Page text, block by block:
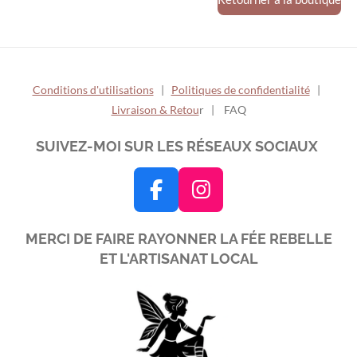
Conditions d'utilisations| Politiques de confidentialité|
Livraison & Retour | FAQ
SUIVEZ-MOI SUR LES RÉSEAUX SOCIAUX
F
c
e
o
o
k
I
s
t
r
a
MERCI DE FAIRE RAYONNER LA FÉE REBELLE
ET L'ARTISANAT LOCAL